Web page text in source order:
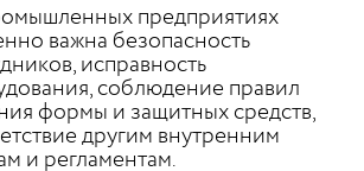
предприятиях
важна безопасность
исправность
соблюдение правил
формы и защитных средств,
другим внутренним
и регламентам.